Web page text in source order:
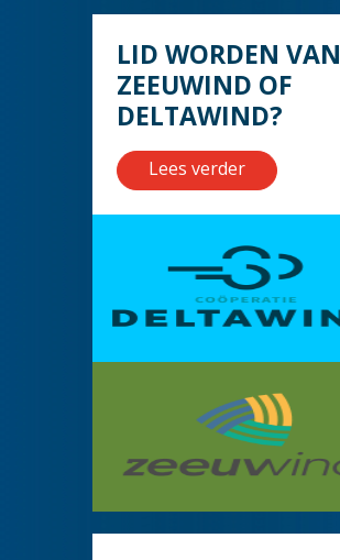
LID WORDEN VAN
ZEEUWIND OF
DELTAWIND?
Lees verder